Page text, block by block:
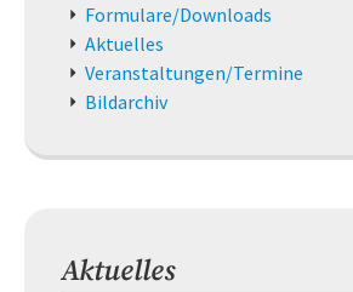
Formulare/Downloads
Aktuelles
Veranstaltungen/Termine
Bildarchiv
Aktuelles